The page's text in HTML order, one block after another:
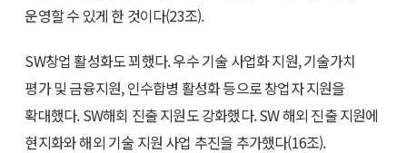
운영할 수 있게 한 것이다(23조).
SW창업 활성화도 꾀했다. 우수 기술 사업화 지원, 기술가치
평가 및 금융지원, 인수합병 활성화 등으로 창업자 지원을
확대했다. SW해회 진출 지원도 강화했다. SW 해외 진출 지원에
현지화와 해외 기술 지원 사업 추진을 추가했다(16조).